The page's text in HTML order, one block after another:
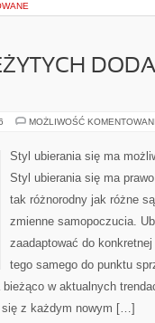
MOŻLIWOŚĆ
Styl ubierania się ma
Styl ubierania się ma
tak różnorodny jak różne
zmienne samopoczucia.
zaadaptować do
tego samego do punktu
w aktualnych
się z każdym nowym […]